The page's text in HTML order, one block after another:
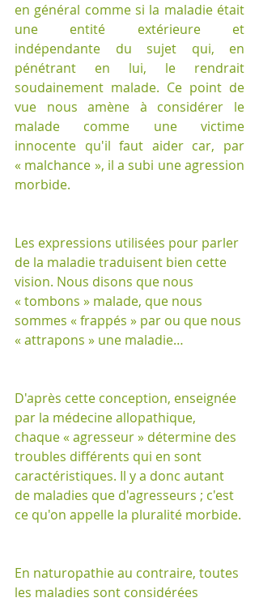
en général comme si la maladie était
une entité extérieure et
indépendante du sujet qui, en
pénétrant en lui, le rendrait
soudainement malade. Ce point de
vue nous amène à considérer le
malade comme une victime
innocente qu'il faut aider car, par
« malchance », il a subi une agression
morbide.
Les expressions utilisées pour parler
de la maladie traduisent bien cette
vision. Nous disons que nous
« tombons » malade, que nous
sommes « frappés » par ou que nous
« attrapons » une maladie…
D'après cette conception, enseignée
par la médecine allopathique,
chaque « agresseur » détermine des
troubles différents qui en sont
caractéristiques. Il y a donc autant
de maladies que d'agresseurs ; c'est
ce qu'on appelle la pluralité morbide.
En naturopathie au contraire, toutes
les maladies sont considérées